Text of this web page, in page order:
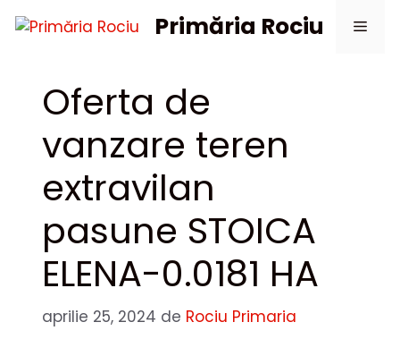
Primăria Rociu
Oferta de
vanzare teren
extravilan
pasune STOICA
ELENA-0.0181 HA
aprilie 25, 2024 de Rociu Primaria